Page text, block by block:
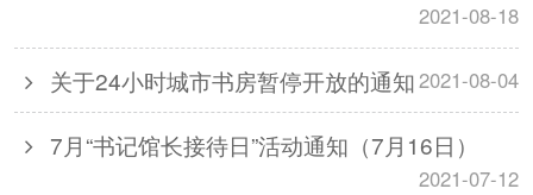
2021-08-18
关于24小时城市书房暂停开放的通知2021-08-04
7月“书记馆长接待日”活动通知（7月16日）
2021-07-12